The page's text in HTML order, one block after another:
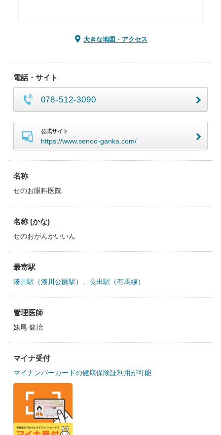
大きな地図・アクセス
電話・サイト
078-512-3090
公式サイト
https://www.senoo-ganka.com/
名称
せのお眼科医院
名称 (かな)
せのおがんかいいん
最寄駅
湊川駅（湊川公園駅） 長田駅（有馬線）
管理医師
妹尾 健治
マイナ受付
マイナンバーカードの健康保険証利用が可能